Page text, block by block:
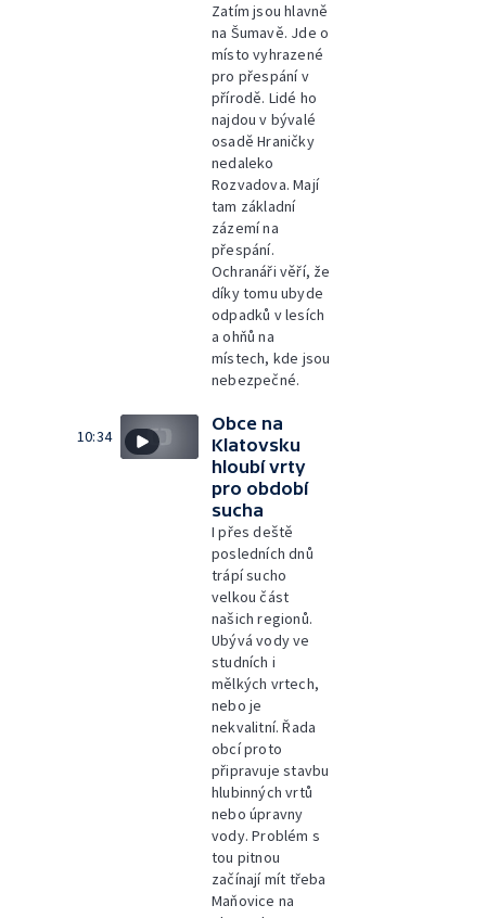
Zatím jsou hlavně
na Šumavě. Jde o
místo vyhrazené
pro přespání v
přírodě. Lidé ho
najdou v bývalé
osadě Hraničky
nedaleko
Rozvadova. Mají
tam základní
zázemí na
přespání.
Ochranáři věří, že
díky tomu ubyde
odpadků v lesích
a ohňů na
místech, kde jsou
nebezpečné.
10:34
Obce na
Klatovsku
hloubí vrty
pro období
sucha
I přes deště
posledních dnů
trápí sucho
velkou část
našich regionů.
Ubývá vody ve
studních i
mělkých vrtech,
nebo je
nekvalitní. Řada
obcí proto
připravuje stavbu
hlubinných vrtů
nebo úpravny
vody. Problém s
tou pitnou
začínají mít třeba
Maňovice na